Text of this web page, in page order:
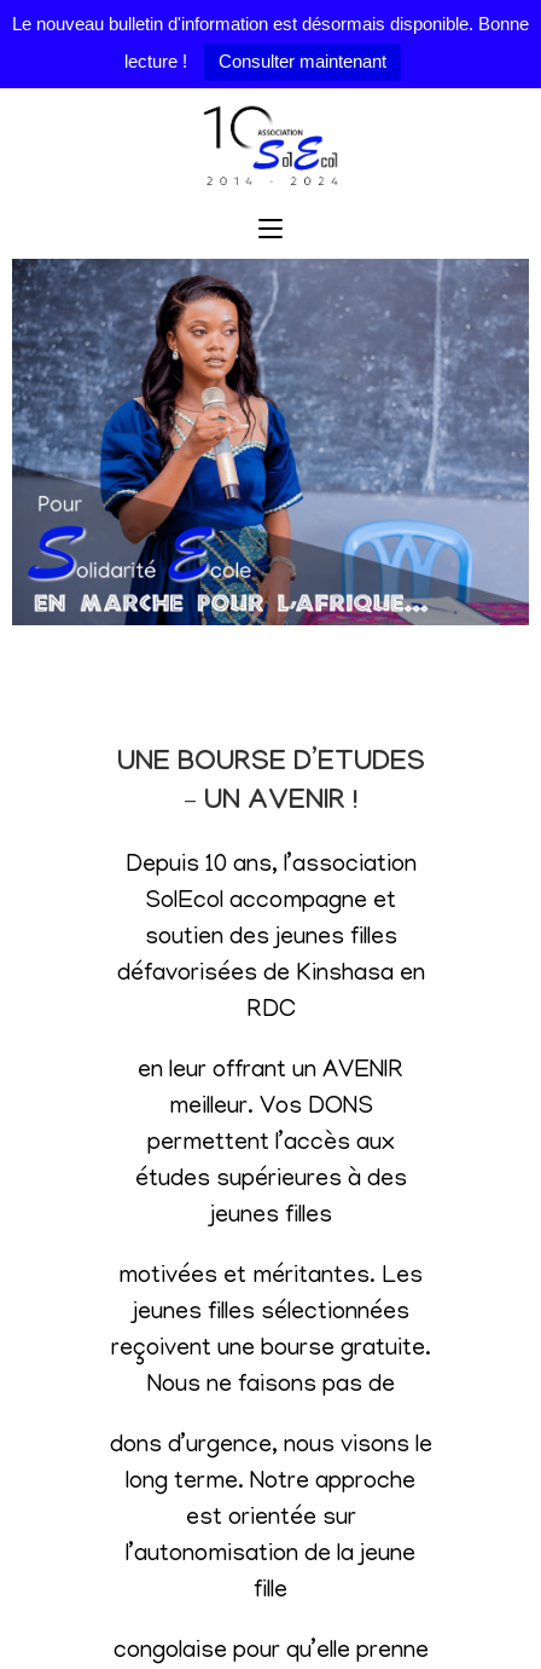
Le nouveau bulletin d'information est désormais disponible. Bonne
lecture !
Consulter maintenant
UNE BOURSE D’ETUDES
– UN AVENIR !
Depuis 10 ans, l’association
SolEcol accompagne et
soutien des jeunes filles
défavorisées de Kinshasa en
RDC
en leur offrant un AVENIR
meilleur. Vos DONS
permettent l’accès aux
études supérieures à des
jeunes filles
motivées et méritantes. Les
jeunes filles sélectionnées
reçoivent une bourse gratuite.
Nous ne faisons pas de
dons d’urgence, nous visons le
long terme. Notre approche
est orientée sur
l’autonomisation de la jeune
fille
congolaise pour qu’elle prenne